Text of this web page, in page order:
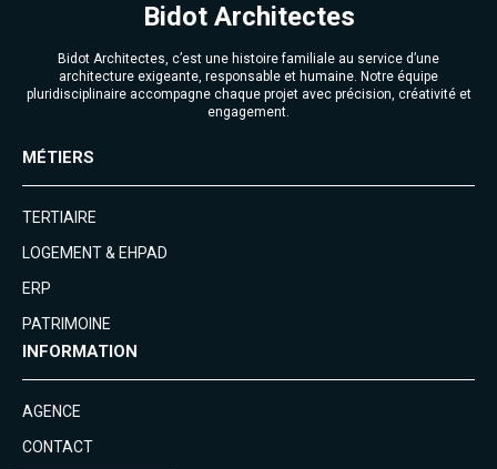
Bidot Architectes
Bidot Architectes, c’est une histoire familiale au service d’une
architecture exigeante, responsable et humaine. Notre équipe
pluridisciplinaire accompagne chaque projet avec précision, créativité et
engagement.
MÉTIERS
TERTIAIRE
LOGEMENT & EHPAD
ERP
PATRIMOINE
INFORMATION
AGENCE
CONTACT